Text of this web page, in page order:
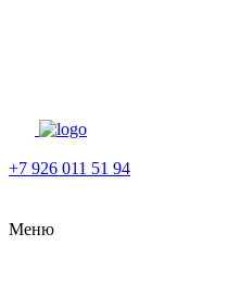
+7 926 011 51 94
Меню